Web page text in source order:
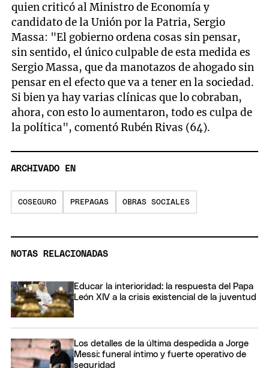
quien criticó al Ministro de Economía y
candidato de la Unión por la Patria, Sergio
Massa: "El gobierno ordena cosas sin pensar,
sin sentido, el único culpable de esta medida es
Sergio Massa, que da manotazos de ahogado sin
pensar en el efecto que va a tener en la sociedad.
Si bien ya hay varias clínicas que lo cobraban,
ahora, con esto lo aumentaron, todo es culpa de
la política", comentó Rubén Rivas (64).
ARCHIVADO EN
COSEGURO PREPAGAS OBRAS SOCIALES
NOTAS RELACIONADAS
Educar la interioridad: la respuesta del Papa
León XIV a la crisis existencial de la juventud
Los detalles de la última despedida a Jorge
Messi: funeral íntimo y fuerte operativo de
seguridad